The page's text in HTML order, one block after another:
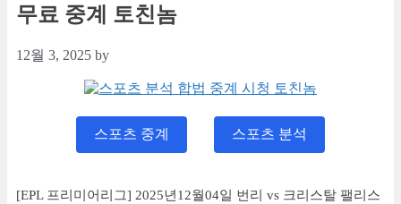
무료 중계 토친놈
12월 3, 2025 by
스포츠 중계 스포츠 분석
[EPL 프리미어리그] 2025년12월04일 번리 vs 크리스탈 팰리스